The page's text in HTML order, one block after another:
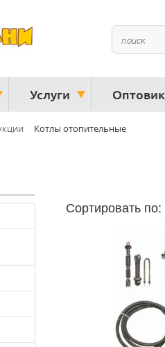
Услуги
Котлы отопительные
Сортировать по: